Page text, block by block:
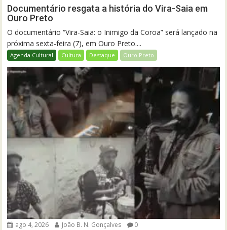
Documentário resgata a história do Vira-Saia em
Ouro Preto
O documentário “Vira-Saia: o Inimigo da Coroa” será lançado na
próxima sexta-feira (7), em Ouro Preto....
Agenda Cultural Cultura Destaque Ouro Preto
ago 4, 2026 João B. N. Gonçalves 0